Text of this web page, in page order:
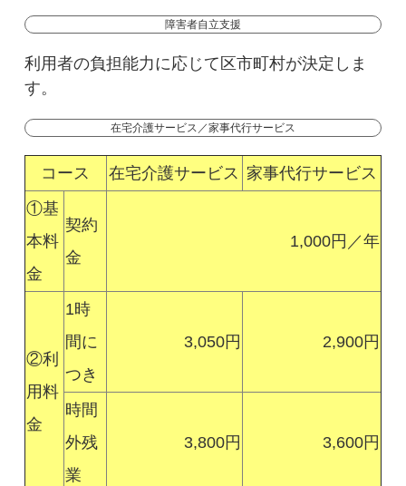
障害者自立支援
利用者の負担能力に応じて区市町村が決定しま
す。
在宅介護サービス／家事代行サービス
コース 在宅介護サービス 家事代行サービス
①基
本料
金
契約
金
1,000円／年
②利
用料
金
1時
間に
つき
3,050円 2,900円
時間
外残
業
3,800円 3,600円